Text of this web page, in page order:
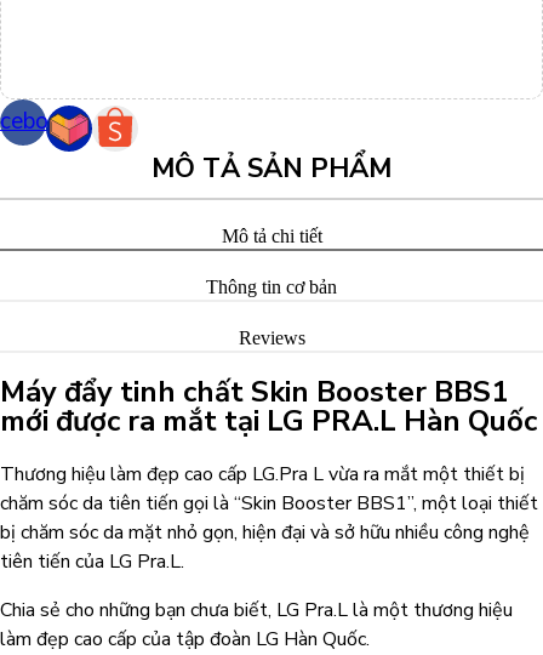
MÔ TẢ SẢN PHẨM
Mô tả chi tiết
Thông tin cơ bản
Reviews
Máy đẩy tinh chất Skin Booster BBS1
mới được ra mắt tại LG PRA.L Hàn Quốc
Thương hiệu làm đẹp cao cấp LG.Pra L vừa ra mắt một thiết bị
chăm sóc da tiên tiến gọi là “Skin Booster BBS1”, một loại thiết
bị chăm sóc da mặt nhỏ gọn, hiện đại và sở hữu nhiều công nghệ
tiên tiến của LG Pra.L.
Chia sẻ cho những bạn chưa biết, LG Pra.L là một thương hiệu
làm đẹp cao cấp của tập đoàn LG Hàn Quốc.